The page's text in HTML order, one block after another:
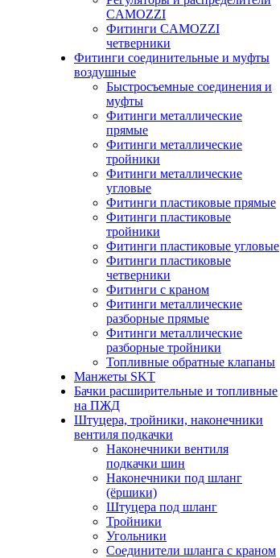
CAMOZZI
Фитинги CAMOZZI
четверники
Фитинги соединительные и муфты
воздушные
Быстросъемные соединения и
муфты
Фитинги металлические
прямые
Фитинги металлические
тройники
Фитинги металлические
угловые
Фитинги пластиковые прямые
Фитинги пластиковые
тройники
Фитинги пластиковые угловые
Фитинги пластиковые
четверники
Фитинги с краном
Фитинги металлические
разборные прямые
Фитинги металлические
разборные тройники
Топливные обратные клапаны
Манжеты SKT
Бачки расширительные и топливные
на ПЖД
Штуцера, тройники, наконечники
вентиля подкачки
Наконечники вентиля
подкачки шин
Наконечники под шланг
(ёршики)
Штуцера под шланг
Тройники
Угольники
Соединители шланга с краном